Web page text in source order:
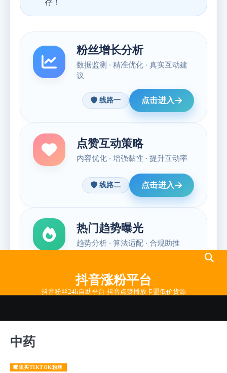
抖音涨粉平台
抖音粉丝24h自助平台-抖音点赞播放卡盟低价货源
中药
哪里买TIKTOK粉丝